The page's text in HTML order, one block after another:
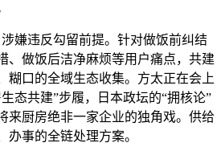
违反勾留前提。针对做饭前纠结
、做饭后洁净麻烦等用户痛点，共建
糊口的全域生态收集。方太正在会上
态共建”步履，日本政坛的“拥核论”
来厨房绝非一家企业的独角戏。供给
办事的全链处理方案。